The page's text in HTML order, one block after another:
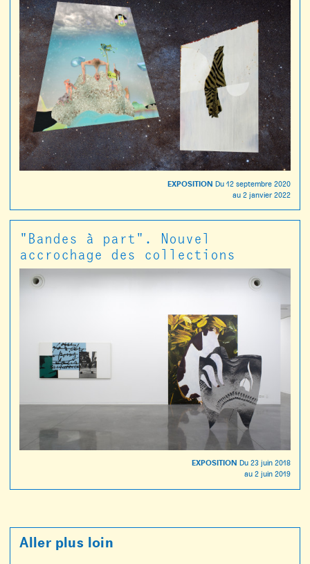
EXPOSITION Du 12 septembre 2020
au 2 janvier 2022
"Bandes à part". Nouvel
accrochage des collections
EXPOSITION Du 23 juin 2018
au 2 juin 2019
Aller plus loin